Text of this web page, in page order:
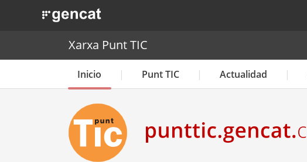
. Obre en una nova finestra.
Xarxa Punt TIC
Inicio Punt TIC Actualidad